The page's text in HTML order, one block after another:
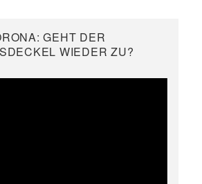
GEHT DER
WIEDER ZU?